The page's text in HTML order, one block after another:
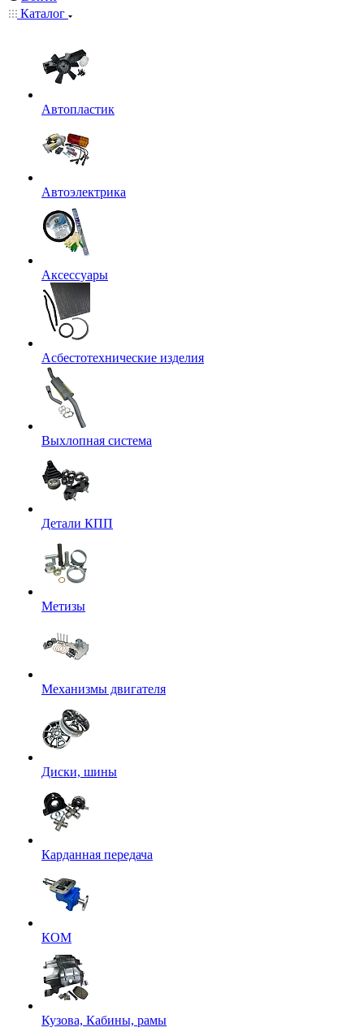
Каталог
Автопластик
Автоэлектрика
Аксессуары
Асбестотехнические изделия
Выхлопная система
Детали КПП
Метизы
Механизмы двигателя
Диски, шины
Карданная передача
КОМ
Кузова, Кабины, рамы